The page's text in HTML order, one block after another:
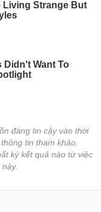
đáng tin cậy vào thời
tin tham khảo.
kỳ kết quả nào từ việc